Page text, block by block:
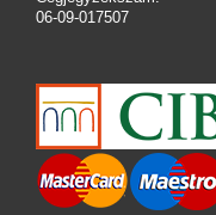
06-09-017507